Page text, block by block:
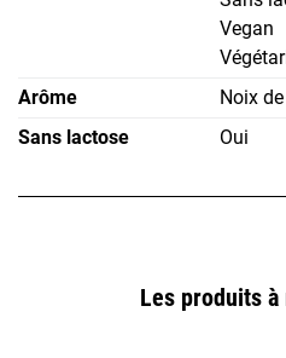
Vegan
Arôme
Noix
Sans lactose
Oui
Les produits à